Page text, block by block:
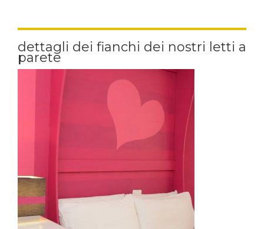
dettagli dei fianchi dei nostri letti a
parete